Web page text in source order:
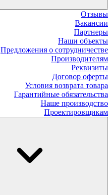
Отзывы
Вакансии
Партнеры
Наши объекты
Предложения о сотрудничестве
Производителям
Реквизиты
Договор оферты
Условия возврата товара
Гарантийные обязательства
Наше производство
Проектировщикам